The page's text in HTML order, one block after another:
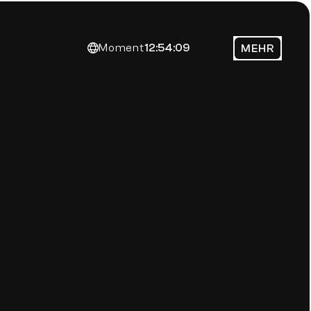
Moment12:54:09 MEHR